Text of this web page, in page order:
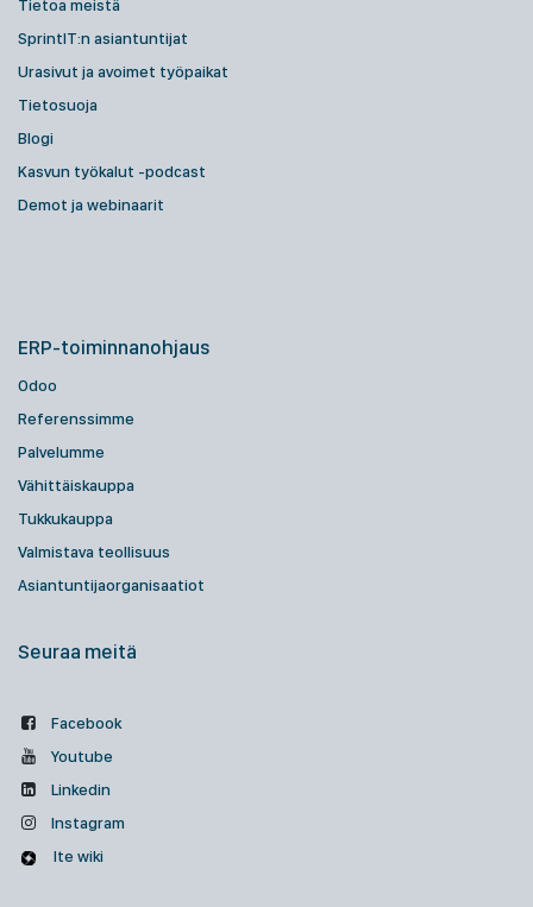
Tietoa meistä
SprintIT:n asiantuntijat
Urasivut ja avoimet työpaikat
Tietosuoja
Blogi
Kasvun työkalut -podcast
Demot ja webinaarit
ERP-toiminnanohjaus
Odoo
Referenssimme
Palvelumme
Vähittäiskauppa
Tukkukauppa
Valmistava teollisuus
Asiantuntijaorganisaatiot
Seuraa meitä
Facebook
Youtube
Linkedin
Instagram
Ite wiki